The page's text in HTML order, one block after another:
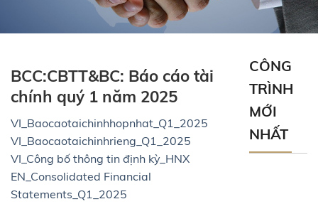
BCC:CBTT&BC: Báo cáo tài
chính quý 1 năm 2025
VI_Baocaotaichinhhopnhat_Q1_2025
VI_Baocaotaichinhrieng_Q1_2025
VI_Công bố thông tin định kỳ_HNX
EN_Consolidated Financial
Statements_Q1_2025
CÔNG
TRÌNH
MỚI
NHẤT